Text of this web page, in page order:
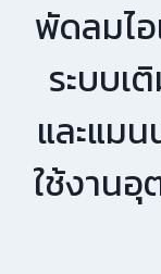
พัดลมไ
ระบบเ
และแมน
ใช้งานอุ